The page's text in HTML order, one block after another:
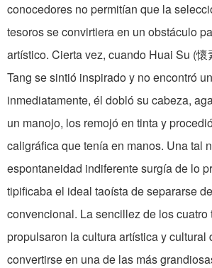
conocedores no permitían que la
tesoros se convirtiera en un obstáculo
artístico. Cierta vez, cuando Huai Su (
Tang se sintió inspirado y no encontró
inmediatamente, él dobló su cabeza,
un manojo, los remojó en tinta y
caligráfica que tenía en manos. Una tal
espontaneidad indiferente surgía de lo
tipificaba el ideal taoísta de separarse
convencional. La sencillez de los cuatro
propulsaron la cultura artística y cultural
convertirse en una de las más